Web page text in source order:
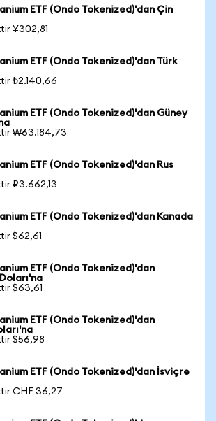
ETF (Ondo Tokenized)'dan Çin
¥302,81
ETF (Ondo Tokenized)'dan Türk
₺2.140,66
ETF (Ondo Tokenized)'dan Güney
₩63.184,73
ETF (Ondo Tokenized)'dan Rus
₽3.662,13
ETF (Ondo Tokenized)'dan Kanada
$62,61
ETF (Ondo Tokenized)'dan
$63,61
ETF (Ondo Tokenized)'dan
$56,98
ETF (Ondo Tokenized)'dan İsviçre
CHF 36,27